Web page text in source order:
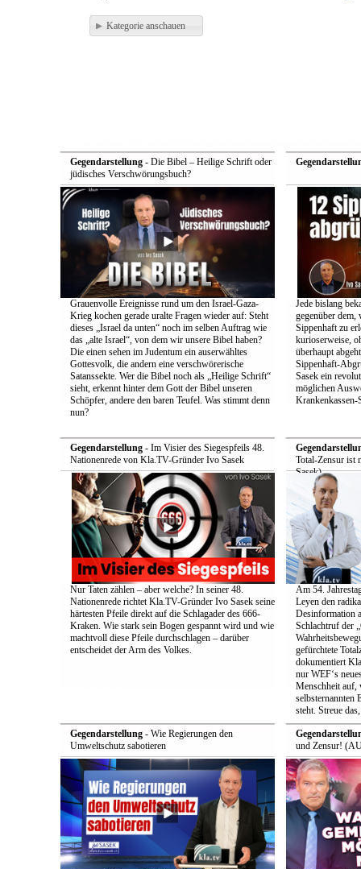
Kategorie anschauen
Gegendarstellung- Die Bibel – Heilige Schrift oder
jüdisches Verschwörungsbuch?
Grauenvolle Ereignisse rund um den Israel-Gaza-
Krieg kochen gerade uralte Fragen wieder auf: Steht
dieses „Israel da unten“ noch im selben Auftrag wie
das „alte Israel“, von dem wir unsere Bibel haben?
Die einen sehen im Judentum ein auserwähltes
Gottesvolk, die andern eine verschwörerische
Satanssekte. Wer die Bibel noch als „Heilige Schrift“
sieht, erkennt hinter dem Gott der Bibel unseren
Schöpfer, andere den baren Teufel. Was stimmt denn
nun?
Jede bislang
gegenüber dem,
Sippenhaft zu
kurioserweise,
überhaupt
Sippenhaft-
Sasek ein
möglichen
Krankenkassen-
Gegendarstellung- Im Visier des Siegespfeils 48.
Nationenrede von Kla.TV-Gründer Ivo Sasek
Nur Taten zählen – aber welche? In seiner 48.
Nationenrede richtet Kla.TV-Gründer Ivo Sasek seine
härtesten Pfeile direkt auf die Schlagader des 666-
Kraken. Wie stark sein Bogen gespannt wird und wie
machtvoll diese Pfeile durchschlagen – darüber
entscheidet der Arm des Volkes.
Total-Zensur ist
Sasek)
Am 54.
Leyen den
Desinformation
Schlachtruf der
gefürchtete
dokumentiert
nur WEF‘s
Menschheit auf,
selbsternannten
steht. Streue
Gegendarstellung- Wie Regierungen den
Umweltschutz sabotieren
und Zensur!